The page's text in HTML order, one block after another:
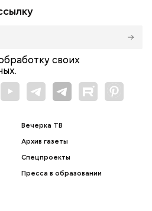
своих
Вечерка ТВ
Архив газеты
Спецпроекты
Пресса в образовании